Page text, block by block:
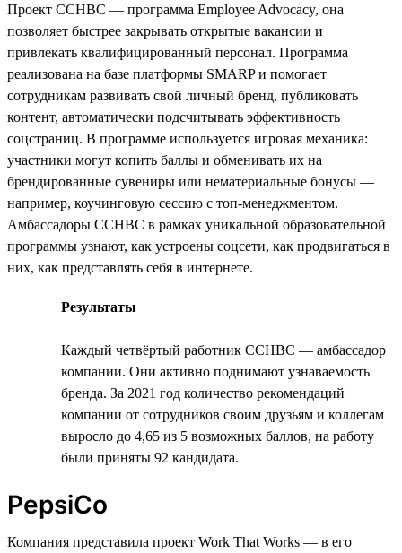
Проект CCHBC — программа Employee Advocacy, она
позволяет быстрее закрывать открытые вакансии и
привлекать квалифицированный персонал. Программа
реализована на базе платформы SMARP и помогает
сотрудникам развивать свой личный бренд, публиковать
контент, автоматически подсчитывать эффективность
соцстраниц. В программе используется игровая механика:
участники могут копить баллы и обменивать их на
брендированные сувениры или нематериальные бонусы —
например, коучинговую сессию с топ-менеджментом.
Амбассадоры CCHBC в рамках уникальной образовательной
программы узнают, как устроены соцсети, как продвигаться в
них, как представлять себя в интернете.
Результаты
Каждый четвёртый работник CCHBC — амбассадор
компании. Они активно поднимают узнаваемость
бренда. За 2021 год количество рекомендаций
компании от сотрудников своим друзьям и коллегам
выросло до 4,65 из 5 возможных баллов, на работу
были приняты 92 кандидата.
PepsiCo
Компания представила проект Work That Works — в его